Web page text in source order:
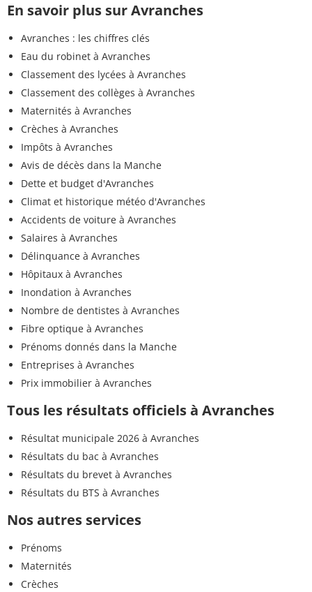
En savoir plus sur Avranches
Avranches : les chiffres clés
Eau du robinet à Avranches
Classement des lycées à Avranches
Classement des collèges à Avranches
Maternités à Avranches
Crèches à Avranches
Impôts à Avranches
Avis de décès dans la Manche
Dette et budget d'Avranches
Climat et historique météo d'Avranches
Accidents de voiture à Avranches
Salaires à Avranches
Délinquance à Avranches
Hôpitaux à Avranches
Inondation à Avranches
Nombre de dentistes à Avranches
Fibre optique à Avranches
Prénoms donnés dans la Manche
Entreprises à Avranches
Prix immobilier à Avranches
Tous les résultats officiels à Avranches
Résultat municipale 2026 à Avranches
Résultats du bac à Avranches
Résultats du brevet à Avranches
Résultats du BTS à Avranches
Nos autres services
Prénoms
Maternités
Crèches